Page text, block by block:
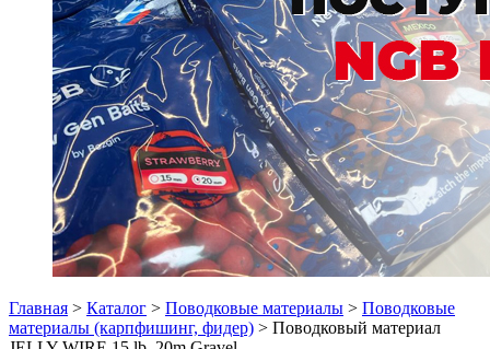
Главная > Каталог > Поводковые материалы > Поводковые
материалы (карпфишинг, фидер) > Поводковый материал